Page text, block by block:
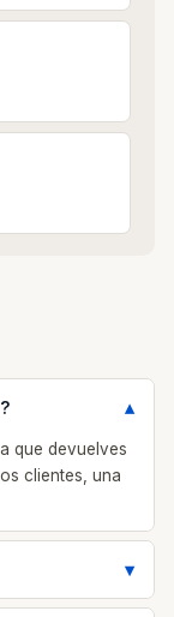
que devuelves
clientes, una